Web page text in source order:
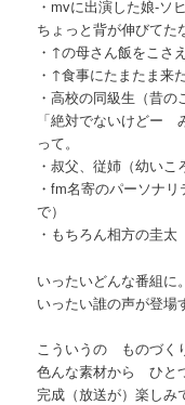
・mvに出演した娘-ソ
ちょっと背が伸びてた
・↑の母さん飯をこさ
・↑食事にたまたま来
・高校の同級生（昔の
「絶対でないけどー
って。
・叔父、従姉（幼い
・fm名寄のパーソナ
で）
・もちろん相方の圭太
いったいどんな番組に。
いったい誰の声が登場
こういうの ものづく
色んな素材から ひと
完成（放送が）楽しみ